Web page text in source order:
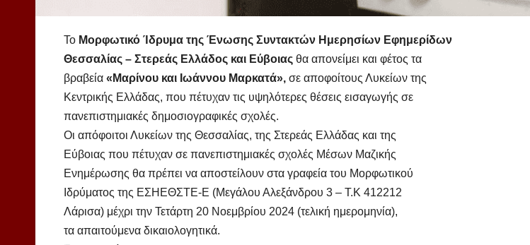
Το Μορφωτικό Ίδρυμα της Ένωσης Συντακτών Ημερησίων Εφημερίδων
Θεσσαλίας – Στερεάς Ελλάδος και Εύβοιας θα απονείμει και φέτος τα
βραβεία «Μαρίνου και Ιωάννου Μαρκατά», σε αποφοίτους Λυκείων της
Κεντρικής Ελλάδας, που πέτυχαν τις υψηλότερες θέσεις εισαγωγής σε
πανεπιστημιακές δημοσιογραφικές σχολές.
Οι απόφοιτοι Λυκείων της Θεσσαλίας, της Στερεάς Ελλάδας και της
Εύβοιας που πέτυχαν σε πανεπιστημιακές σχολές Μέσων Μαζικής
Ενημέρωσης θα πρέπει να αποστείλουν στα γραφεία του Μορφωτικού
Ιδρύματος της ΕΣΗΕΘΣΤΕ-Ε (Μεγάλου Αλεξάνδρου 3 – Τ.Κ 412212
Λάρισα) μέχρι την Τετάρτη 20 Νοεμβρίου 2024 (τελική ημερομηνία),
τα απαιτούμενα δικαιολογητικά.